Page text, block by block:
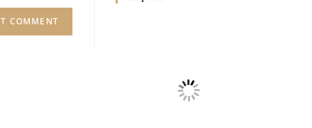
Родин
Справ Молоді та встановленя
складу Катихитичної Комісії